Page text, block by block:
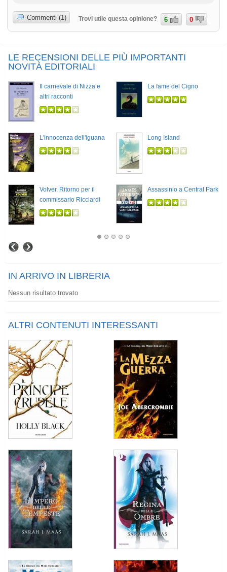
Commenti (1) Trovi utile questa opinione? 6 0
LE RECENSIONI DELLE PIÙ IMPORTANTI
NOVITÀ EDITORIALI
Il carnevale di Nizza e
altri racconti
La fame del Cigno
L'innocenza dell'iguana Long Island
Volver. Ritorno per il
commissario Ricciardi
Assassinio a Central Park
IN ARRIVO IN LIBRERIA
Nessun risultato trovato
ALTRI CONTENUTI INTERESSANTI